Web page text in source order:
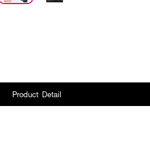
Product Detail